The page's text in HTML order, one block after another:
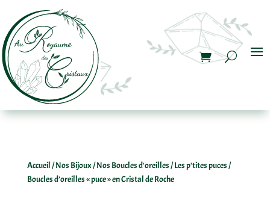
Accueil/Nos Bijoux/Nos Boucles d'oreilles/Les p'tites puces/
Boucles d’oreilles « puce » en Cristal de Roche